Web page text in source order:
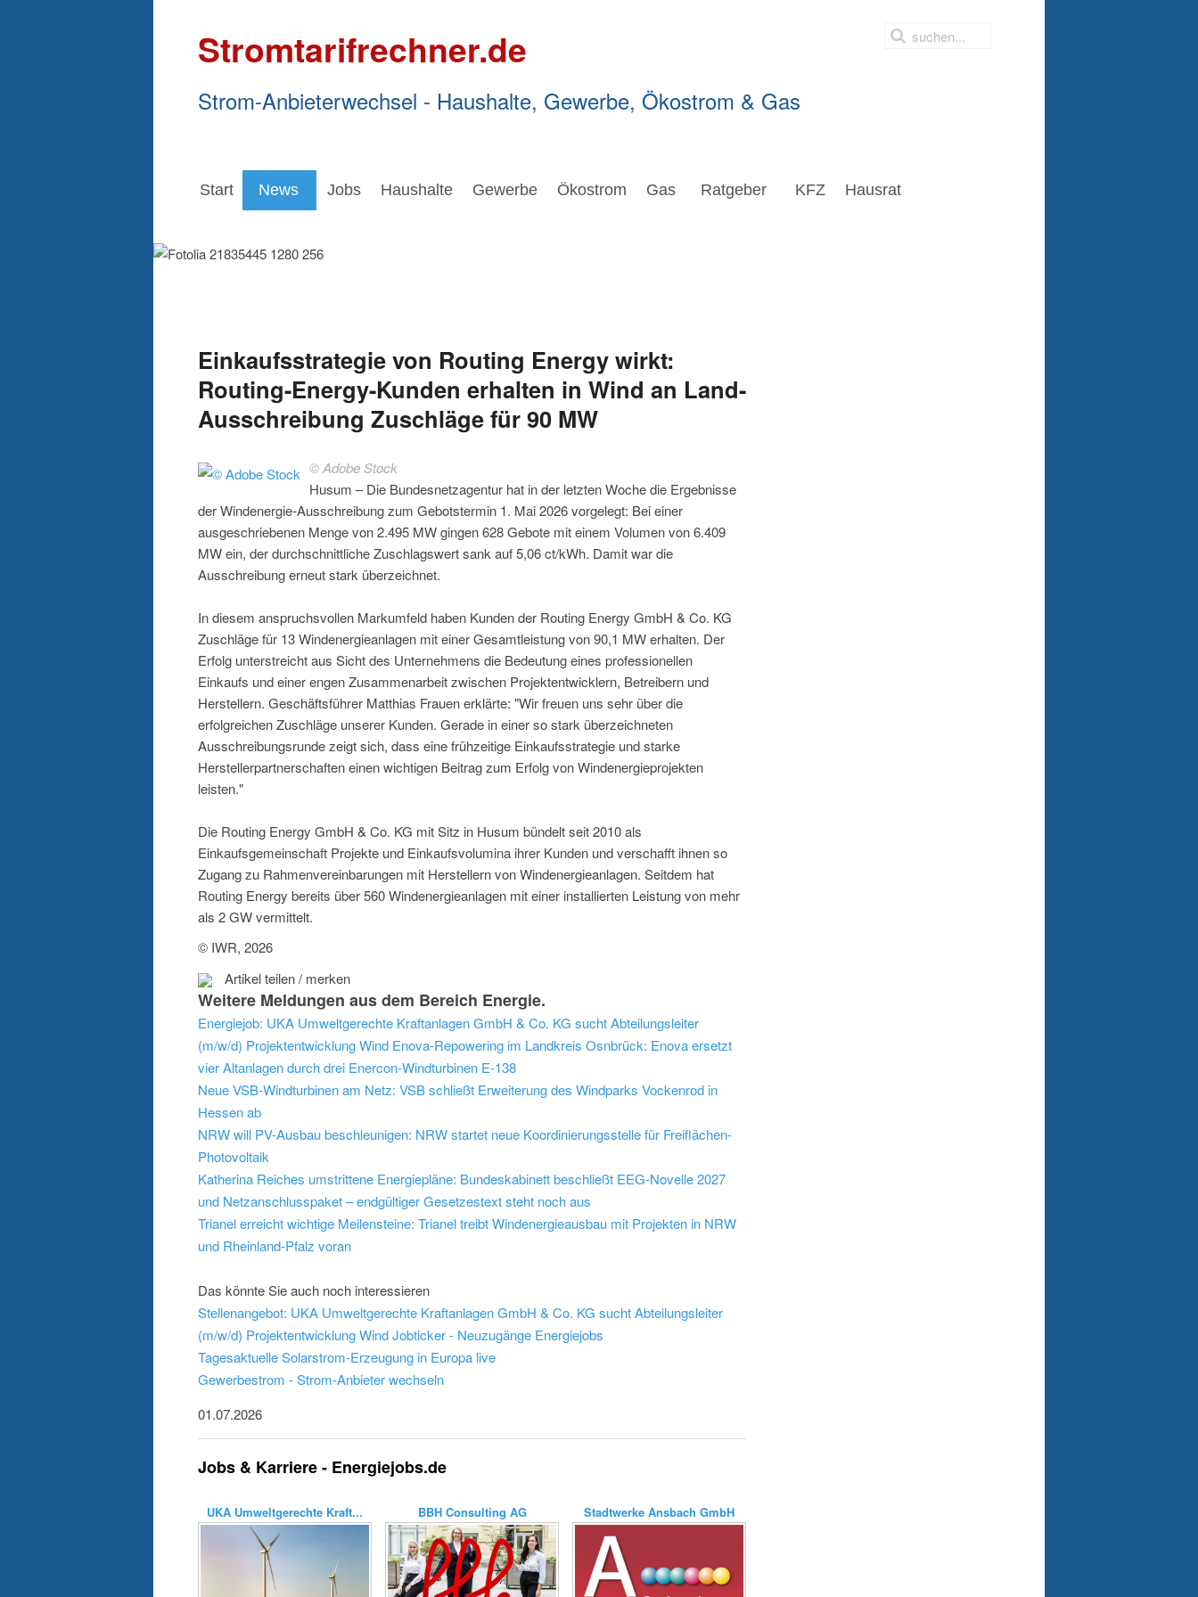
Stromtarifrechner.de
Strom-Anbieterwechsel - Haushalte, Gewerbe, Ökostrom & Gas
Start News Jobs Haushalte Gewerbe Ökostrom Gas Ratgeber KFZ Hausrat
Einkaufsstrategie von Routing Energy wirkt:
Routing-Energy-Kunden erhalten in Wind an Land-
Ausschreibung Zuschläge für 90 MW
© Adobe Stock
Husum – Die Bundesnetzagentur hat in der letzten Woche die Ergebnisse
der Windenergie-Ausschreibung zum Gebotstermin 1. Mai 2026 vorgelegt: Bei einer
ausgeschriebenen Menge von 2.495 MW gingen 628 Gebote mit einem Volumen von 6.409
MW ein, der durchschnittliche Zuschlagswert sank auf 5,06 ct/kWh. Damit war die
Ausschreibung erneut stark überzeichnet.
In diesem anspruchsvollen Markumfeld haben Kunden der Routing Energy GmbH & Co. KG
Zuschläge für 13 Windenergieanlagen mit einer Gesamtleistung von 90,1 MW erhalten. Der
Erfolg unterstreicht aus Sicht des Unternehmens die Bedeutung eines professionellen
Einkaufs und einer engen Zusammenarbeit zwischen Projektentwicklern, Betreibern und
Herstellern. Geschäftsführer Matthias Frauen erklärte: "Wir freuen uns sehr über die
erfolgreichen Zuschläge unserer Kunden. Gerade in einer so stark überzeichneten
Ausschreibungsrunde zeigt sich, dass eine frühzeitige Einkaufsstrategie und starke
Herstellerpartnerschaften einen wichtigen Beitrag zum Erfolg von Windenergieprojekten
leisten."
Die Routing Energy GmbH & Co. KG mit Sitz in Husum bündelt seit 2010 als
Einkaufsgemeinschaft Projekte und Einkaufsvolumina ihrer Kunden und verschafft ihnen so
Zugang zu Rahmenvereinbarungen mit Herstellern von Windenergieanlagen. Seitdem hat
Routing Energy bereits über 560 Windenergieanlagen mit einer installierten Leistung von mehr
als 2 GW vermittelt.
© IWR, 2026
Artikel teilen / merken
Weitere Meldungen aus dem Bereich Energie.
Energiejob: UKA Umweltgerechte Kraftanlagen GmbH & Co. KG sucht Abteilungsleiter
(m/w/d) Projektentwicklung Wind Enova-Repowering im Landkreis Osnbrück: Enova ersetzt
vier Altanlagen durch drei Enercon-Windturbinen E-138
Neue VSB-Windturbinen am Netz: VSB schließt Erweiterung des Windparks Vockenrod in
Hessen ab
NRW will PV-Ausbau beschleunigen: NRW startet neue Koordinierungsstelle für Freiflächen-
Photovoltaik
Katherina Reiches umstrittene Energiepläne: Bundeskabinett beschließt EEG-Novelle 2027
und Netzanschlusspaket – endgültiger Gesetzestext steht noch aus
Trianel erreicht wichtige Meilensteine: Trianel treibt Windenergieausbau mit Projekten in NRW
und Rheinland-Pfalz voran
Das könnte Sie auch noch interessieren
Stellenangebot: UKA Umweltgerechte Kraftanlagen GmbH & Co. KG sucht Abteilungsleiter
(m/w/d) Projektentwicklung WindJobticker - Neuzugänge Energiejobs
Tagesaktuelle Solarstrom-Erzeugung in Europa live
Gewerbestrom - Strom-Anbieter wechseln
01.07.2026
Jobs & Karriere - Energiejobs.de
UKA Umweltgerechte Kraft... BBH Consulting AG Stadtwerke Ansbach GmbH